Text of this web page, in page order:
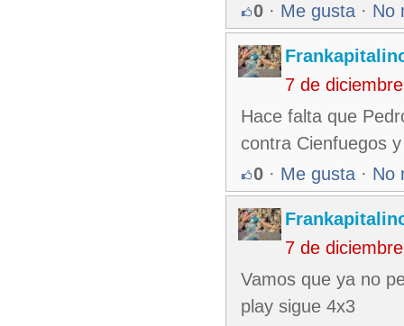
0 · Me gusta · No
7 de
Hace falta que
contra Cienfuegos
0 · Me gusta · No
7 de
Vamos que ya no
play sigue 4x3